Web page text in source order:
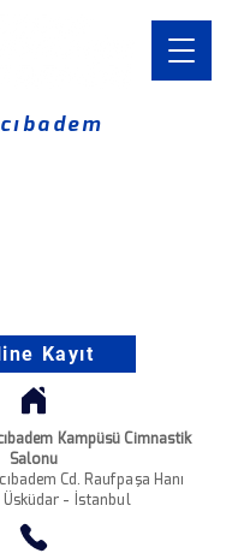
Kayıt
Kampüsü Cimnastik
Salonu
Cd. Raufpaşa Hanı
Üsküdar - İstanbul